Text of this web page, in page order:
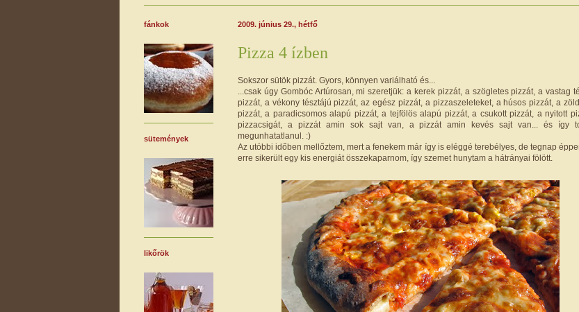
2009. június 29., hétfő
Pizza 4 ízben
Sokszor sütök pizzát. Gyors, könnyen variálható és...
...csak úgy Gombóc Artúrosan, mi szeretjük: a kerek pizzát, a szögletes pizzát, a vastag
pizzát, a vékony tésztájú pizzát, az egész pizzát, a pizzaszeleteket, a húsos pizzát, a
pizzát, a paradicsomos alapú pizzát, a tejfölös alapú pizzát, a csukott pizzát, a nyitott
pizzacsigát, a pizzát amin sok sajt van, a pizzát amin kevés sajt van... és így
megunhatatlanul. :)
Az utóbbi időben mellőztem, mert a fenekem már így is eléggé terebélyes, de tegnap
erre sikerült egy kis energiát összekaparnom, így szemet hunytam a hátrányai fölött.
fánkok
sütemények
likőrök